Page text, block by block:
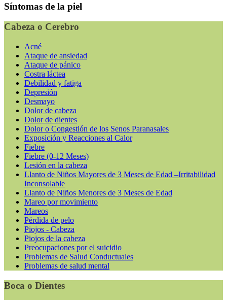
Síntomas de la piel
Cabeza o Cerebro
Acné
Ataque de ansiedad
Ataque de pánico
Costra láctea
Debilidad y fatiga
Depresión
Desmayo
Dolor de cabeza
Dolor de dientes
Dolor o Congestión de los Senos Paranasales
Exposición y Reacciones al Calor
Fiebre
Fiebre (0-12 Meses)
Lesión en la cabeza
Llanto de Niños Mayores de 3 Meses de Edad –Irritabilidad
Inconsolable
Llanto de Niños Menores de 3 Meses de Edad
Mareo por movimiento
Mareos
Pérdida de pelo
Piojos - Cabeza
Piojos de la cabeza
Preocupaciones por el suicidio
Problemas de Salud Conductuales
Problemas de salud mental
Boca o Dientes